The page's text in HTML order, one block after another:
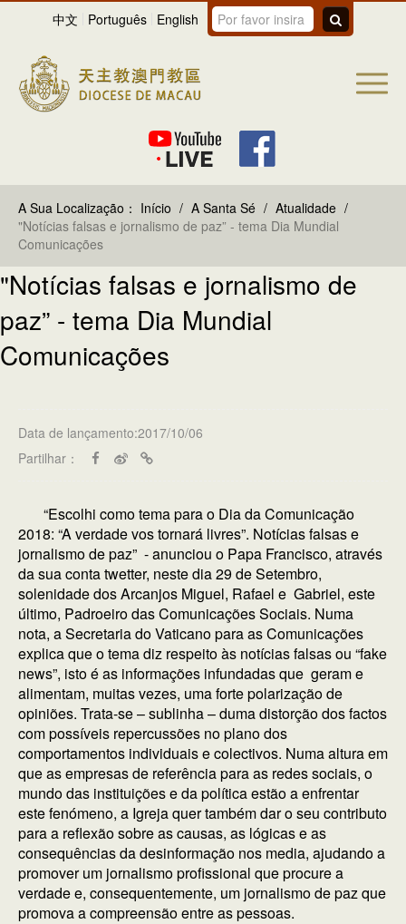
中文 Português English
A Sua Localização： Início / A Santa Sé / Atualidade /
"Notícias falsas e jornalismo de paz” - tema Dia Mundial
Comunicações
"Notícias falsas e jornalismo de
paz” - tema Dia Mundial
Comunicações
Data de lançamento:2017/10/06
Partilhar：
“Escolhi como tema para o Dia da Comunicação
2018: “A verdade vos tornará livres”. Notícias falsas e
jornalismo de paz” - anunciou o Papa Francisco, através
da sua conta twetter, neste dia 29 de Setembro,
solenidade dos Arcanjos Miguel, Rafael e Gabriel, este
último, Padroeiro das Comunicações Sociais. Numa
nota, a Secretaria do Vaticano para as Comunicações
explica que o tema diz respeito às notícias falsas ou “fake
news”, isto é as informações infundadas que geram e
alimentam, muitas vezes, uma forte polarização de
opiniões. Trata-se – sublinha – duma distorção dos factos
com possíveis repercussões no plano dos
comportamentos individuais e colectivos. Numa altura em
que as empresas de referência para as redes sociais, o
mundo das instituições e da política estão a enfrentar
este fenómeno, a Igreja quer também dar o seu contributo
para a reflexão sobre as causas, as lógicas e as
consequências da desinformação nos media, ajudando a
promover um jornalismo profissional que procure a
verdade e, consequentemente, um jornalismo de paz que
promova a compreensão entre as pessoas.